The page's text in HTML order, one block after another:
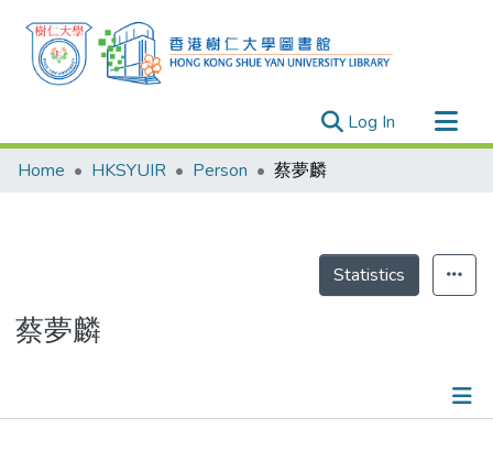
Log In (current)
Research Outputs
Theses
Home HKSYUIR Person 蔡夢麟
Statistics
蔡夢麟